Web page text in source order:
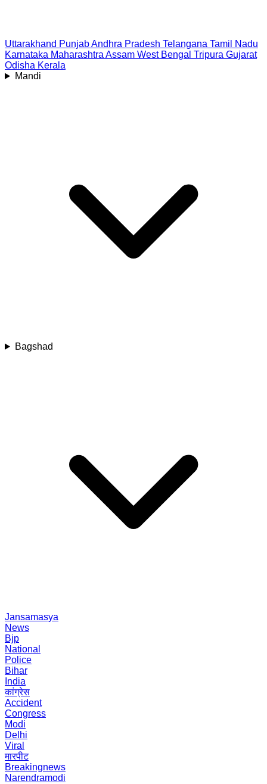
Uttarakhand PunjabAndhra Pradesh Telangana Tamil Nadu
Karnataka Maharashtra Assam West Bengal Tripura Gujarat
Odisha Kerala
Mandi
Bagshad
Jansamasya
News
Bjp
National
Police
Bihar
India
कांग्रेस
Accident
Congress
Modi
Delhi
Viral
मारपीट
Breakingnews
Narendramodi